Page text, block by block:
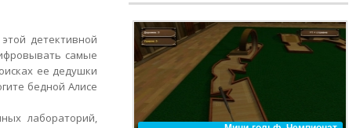
детективной
самые
ее дедушки
бедной Алисе
лабораторий,